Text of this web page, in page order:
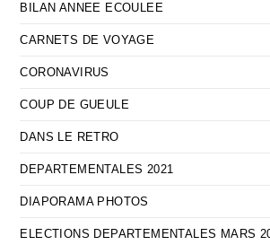
BILAN ANNEE ECOULEE
CARNETS DE VOYAGE
CORONAVIRUS
COUP DE GUEULE
DANS LE RETRO
DEPARTEMENTALES 2021
DIAPORAMA PHOTOS
ELECTIONS DEPARTEMENTALES MARS